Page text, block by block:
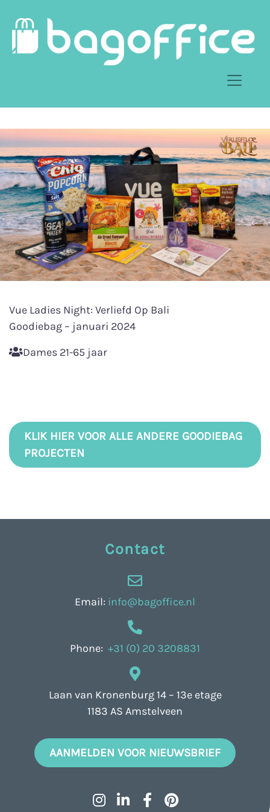
Vue Ladies Night: Verliefd Op Bali
Goodiebag – januari 2024
Dames 21-65 jaar
KLIK HIER VOOR ALLE ANDERE GOODIEBAG
PROJECTEN
Contact
Email: info@bagoffice.nl
Phone: +31 (0) 20 3208831
Laan van Kronenburg 14 – 13e etage
1183 AS Amstelveen
AANMELDEN VOOR NIEUWSBRIEF